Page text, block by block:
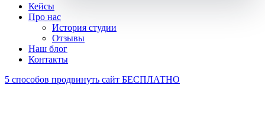
Кейсы
Про нас
История студии
Отзывы
Наш блог
Контакты
5 способов продвинуть сайт БЕСПЛАТНО